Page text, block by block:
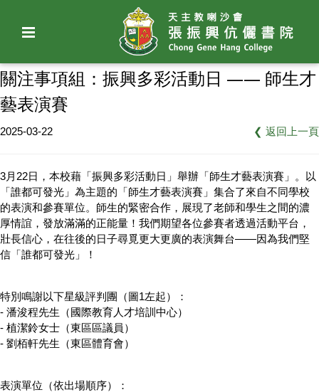
關注事項組：振興多彩活動日 —— 師生才
藝表演賽
2025-03-22 ❮ 返回上一頁
3月22日，本校藉「振興多彩活動日」舉辦「師生才藝表演賽」。以
「誰都可發光」為主題的「師生才藝表演賽」集合了來自不同學校
的表演和參賽單位。師生的緊密合作，展現了老師和學生之間的濃
厚情誼，發放滿滿的正能量！我們期望各位參賽者透過活動平台，
壯長信心，在往後的日子尋覓更大更廣的表演舞台——因為我們堅
信「誰都可發光」！
特別鳴謝以下星級評判團（圖1左起）：
- 潘浚程先生（國際教育人才培訓中心）
- ⁠植潔鈴女士（東區區議員）
- ⁠劉栢軒先生（東區體育會）
表演單位（依出場順序）：